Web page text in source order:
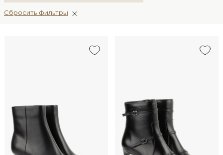
Сбросить фильтры